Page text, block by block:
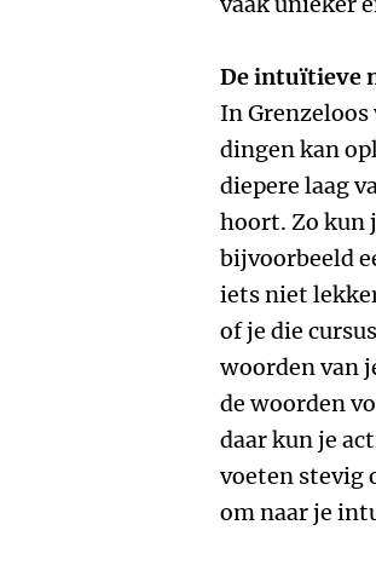
De intuïtieve
In
dingen kan
diepere laag
hoort. Zo kun
bijvoorbeeld
iets niet
of je die
woorden van
de woorden
daar kun je
voeten stevig
om naar je